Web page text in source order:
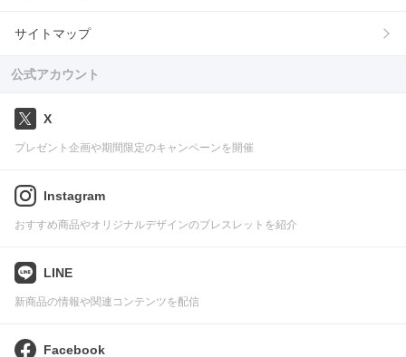
サイトマップ
公式アカウント
X
プレゼント企画や期間限定のキャンペーンを開催
Instagram
おすすめ商品やオリジナルデザインのブレスレットを紹介
LINE
新商品の情報や関連コンテンツを配信
Facebook